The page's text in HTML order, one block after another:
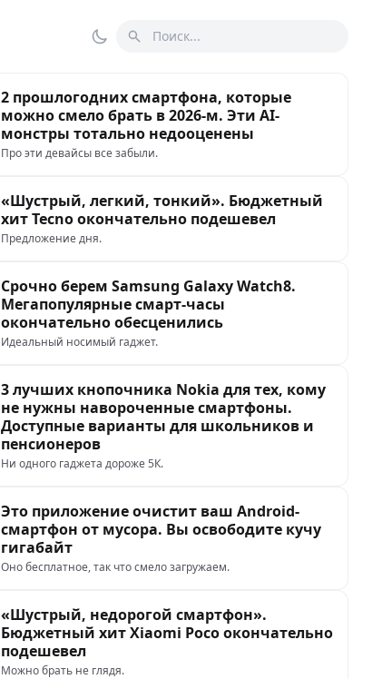
Переключить тему
Поиск
2 прошлогодних смартфона, которые
можно смело брать в 2026-м. Эти AI-
монстры тотально недооценены
Про эти девайсы все забыли.
«Шустрый, легкий, тонкий». Бюджетный
хит Tecno окончательно подешевел
Предложение дня.
Срочно берем Samsung Galaxy Watch8.
Мегапопулярные смарт-часы
окончательно обесценились
Идеальный носимый гаджет.
3 лучших кнопочника Nokia для тех, кому
не нужны навороченные смартфоны.
Доступные варианты для школьников и
пенсионеров
Ни одного гаджета дороже 5К.
Это приложение очистит ваш Android-
смартфон от мусора. Вы освободите кучу
гигабайт
Оно бесплатное, так что смело загружаем.
«Шустрый, недорогой смартфон».
Бюджетный хит Xiaomi Poco окончательно
подешевел
Можно брать не глядя.